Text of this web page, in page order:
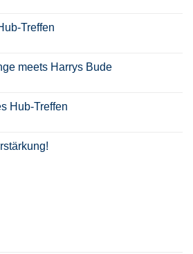
Treffen
meets Harrys Bude
Hub-Treffen